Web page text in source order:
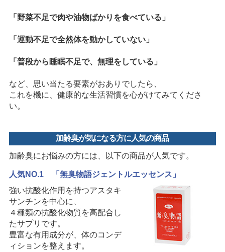
「野菜不足で肉や油物ばかりを食べている」
「運動不足で全然体を動かしていない」
「普段から睡眠不足で、無理をしている」
など、思い当たる要素がおありでしたら、
これを機に、健康的な生活習慣を心がけてみてくださ
い。
加齢臭が気になる方に人気の商品
加齢臭にお悩みの方には、以下の商品が人気です。
人気NO.1 「無臭物語ジェントルエッセンス」
強い抗酸化作用を持つアスタキ
サンチンを中心に、
４種類の抗酸化物質を高配合し
たサプリです。
豊富な有用成分が、体のコンデ
ィションを整えます。